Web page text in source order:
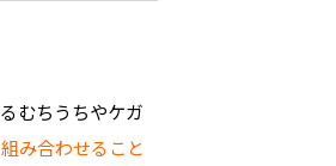
むちうちやケガ
み合わせること